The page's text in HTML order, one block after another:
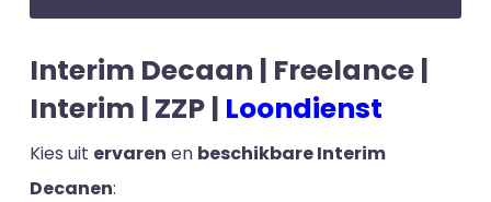
Interim Decaan | Freelance |
Interim | ZZP | Loondienst
Kies uit ervaren en beschikbare Interim
Decanen: